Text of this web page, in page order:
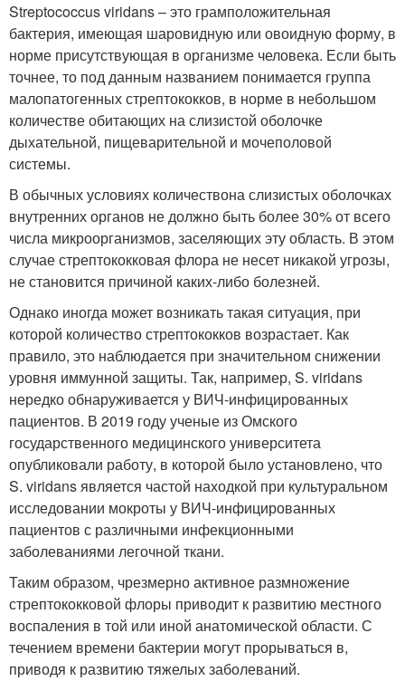
Streptococcus viridans – это грамположительная
бактерия, имеющая шаровидную или овоидную форму, в
норме присутствующая в организме человека. Если быть
точнее, то под данным названием понимается группа
малопатогенных стрептококков, в норме в небольшом
количестве обитающих на слизистой оболочке
дыхательной, пищеварительной и мочеполовой
системы.
В обычных условиях количествона слизистых оболочках
внутренних органов не должно быть более 30% от всего
числа микроорганизмов, заселяющих эту область. В этом
случае стрептококковая флора не несет никакой угрозы,
не становится причиной каких-либо болезней.
Однако иногда может возникать такая ситуация, при
которой количество стрептококков возрастает. Как
правило, это наблюдается при значительном снижении
уровня иммунной защиты. Так, например, S. viridans
нередко обнаруживается у ВИЧ-инфицированных
пациентов. В 2019 году ученые из Омского
государственного медицинского университета
опубликовали работу, в которой было установлено, что
S. viridans является частой находкой при культуральном
исследовании мокроты у ВИЧ-инфицированных
пациентов с различными инфекционными
заболеваниями легочной ткани.
Таким образом, чрезмерно активное размножение
стрептококковой флоры приводит к развитию местного
воспаления в той или иной анатомической области. С
течением времени бактерии могут прорываться в,
приводя к развитию тяжелых заболеваний.